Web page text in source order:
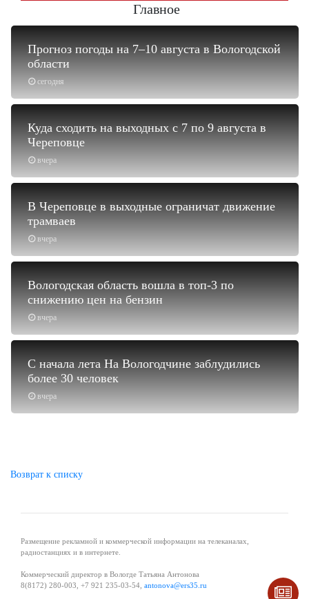
Главное
сегодня
Прогноз погоды на 7–10 августа в Вологодской
области
вчера
Куда сходить на выходных с 7 по 9 августа в
Череповце
вчера
В Череповце в выходные ограничат движение
трамваев
вчера
Вологодская область вошла в топ-3 по
снижению цен на бензин
вчера
С начала лета На Вологодчине заблудились
более 30 человек
Возврат к списку
Размещение рекламной и коммерческой информации на телеканалах,
радиостанциях и в интернете.
Коммерческий директор в Вологде Татьяна Антонова
8(8172) 280-003, +7 921 235-03-54, antonova@ers35.ru